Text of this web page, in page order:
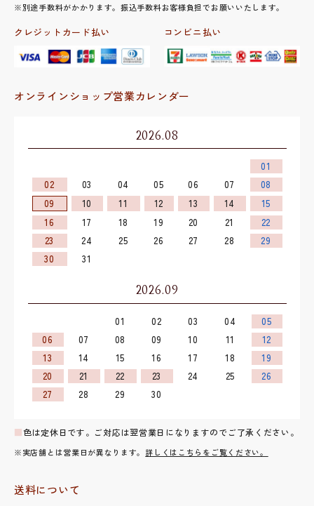
※別途手数料がかかります。振込手数料お客様負担でお願いいたします。
クレジットカード払い コンビニ払い
オンラインショップ営業カレンダー
2026.08
01
02
03 04 05 06 07
08
09
10 11 12 13 14
15
16
17 18 19 20 21
22
23
24 25 26 27 28
29
30
31
2026.09
01 02 03 04
05
06
07 08 09 10 11
12
13
14 15 16 17 18
19
20
21 22 23 24 25
26
27
28 29 30
■色は定休日です。ご対応は翌営業日になりますのでご了承ください。
※実店舗とは営業日が異なります。 詳しくはこちらをご覧ください。
送料について